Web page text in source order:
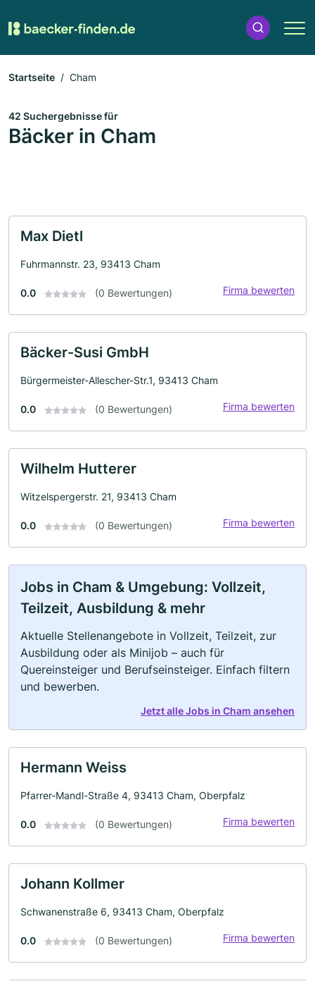
Startseite Cham
42 Suchergebnisse für
Bäcker in Cham
Max Dietl
Fuhrmannstr. 23, 93413 Cham
0.0 (0 Bewertungen) Firma bewerten
Bäcker-Susi GmbH
Bürgermeister-Allescher-Str.1, 93413 Cham
0.0 (0 Bewertungen) Firma bewerten
Wilhelm Hutterer
Witzelspergerstr. 21, 93413 Cham
0.0 (0 Bewertungen) Firma bewerten
Jobs in Cham & Umgebung: Vollzeit,
Teilzeit, Ausbildung & mehr
Aktuelle Stellenangebote in Vollzeit, Teilzeit, zur
Ausbildung oder als Minijob – auch für
Quereinsteiger und Berufseinsteiger. Einfach filtern
und bewerben.
Jetzt alle Jobs in Cham ansehen
Hermann Weiss
Pfarrer-Mandl-Straße 4, 93413 Cham, Oberpfalz
0.0 (0 Bewertungen) Firma bewerten
Johann Kollmer
Schwanenstraße 6, 93413 Cham, Oberpfalz
0.0 (0 Bewertungen) Firma bewerten